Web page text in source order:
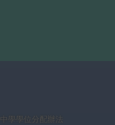
中學學位分配辦法